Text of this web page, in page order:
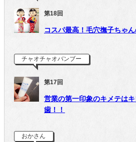
第18回
コスパ最高！毛穴撫子ちゃ
チャオチャオバンブー
第17回
営業の第一印象のキメテは
歯！！
おかさん